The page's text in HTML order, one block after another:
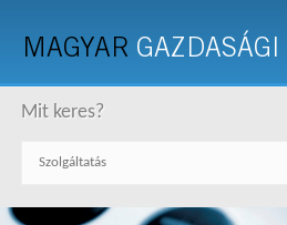
MAGYAR GAZDASÁGI
Mit keres?